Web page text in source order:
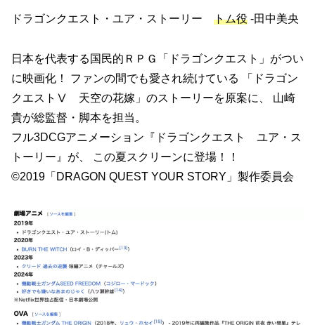
ドラゴンクエスト・ユア・ストーリー トム役 -田中美央
日本を代表する国民的ＲＰＧ「ドラゴンクエスト」がつい
に映画化！ ファンの間でも愛され続けている 「ドラゴン
クエストⅤ 天空の花嫁」のストーリーを原案に、 山崎
貴が総監督・脚本を担当。
フル3DCGアニメーション『ドラゴンクエスト ユア・ス
トーリー』が、 この夏スクリーンに登場！！
©2019「DRAGON QUEST YOUR STORY」製作委員会